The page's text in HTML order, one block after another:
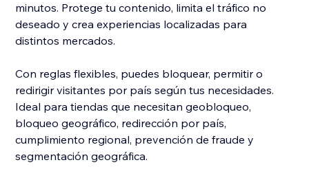
minutos. Protege tu contenido, limita el tráfico no
deseado y crea experiencias localizadas para
distintos mercados.
Con reglas flexibles, puedes bloquear, permitir o
redirigir visitantes por país según tus necesidades.
Ideal para tiendas que necesitan geobloqueo,
bloqueo geográfico, redirección por país,
cumplimiento regional, prevención de fraude y
segmentación geográfica.